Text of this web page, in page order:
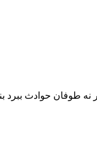
طوفان حوادث ببرد